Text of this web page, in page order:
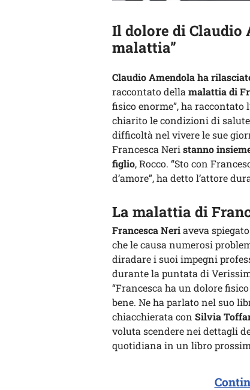
Il dolore di Claudio
malattia”
Claudio Amendolaha
raccontato della malattia di
fisico enorme”, ha raccontato
chiarito le condizioni di
difficoltà nel vivere le sue
Francesca Neri stanno
figlio, Rocco. “Sto con
d’amore”, ha detto l’attore
La malattia di
Francesca Neriaveva
che le causa numerosi
diradare i suoi impegni
durante la puntata di
“Francesca ha un dolore
bene. Ne ha parlato nel suo
chiacchierata con Silvia
voluta scendere nei dettagli
quotidiana in un libro